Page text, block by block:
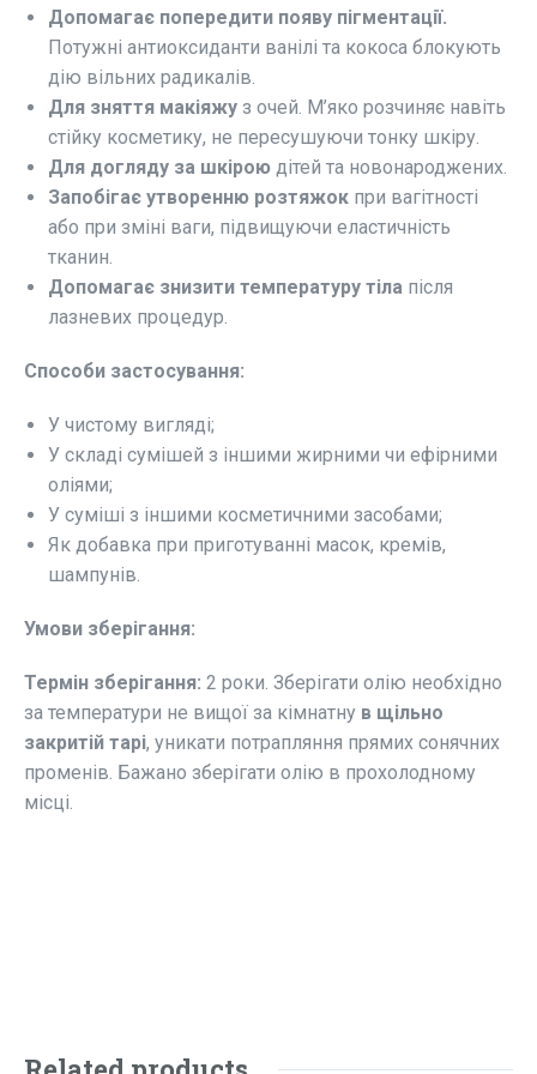
Допомагає попередити появу пігментації.
Потужні антиоксиданти ванілі та кокоса блокують
дію вільних радикалів.
Для зняття макіяжу з очей. М’яко розчиняє навіть
стійку косметику, не пересушуючи тонку шкіру.
Для догляду за шкірою дітей та новонароджених.
Запобігає утворенню розтяжок при вагітності
або при зміні ваги, підвищуючи еластичність
тканин.
Допомагає знизити температуру тіла після
лазневих процедур.
Способи застосування:
У чистому вигляді;
У складі сумішей з іншими жирними чи ефірними
оліями;
У суміші з іншими косметичними засобами;
Як добавка при приготуванні масок, кремів,
шампунів.
Умови зберігання:
Термін зберігання: 2 роки. Зберігати олію необхідно
за температури не вищої за кімнатну в щільно
закритій тарі, уникати потрапляння прямих сонячних
променів. Бажано зберігати олію в прохолодному
місці.